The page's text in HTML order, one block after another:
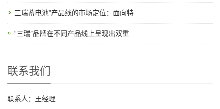
三瑞蓄电池”产品线的市场定位：面向特
“三瑞”品牌在不同产品线上呈现出双重
联系我们
联系人：王经理